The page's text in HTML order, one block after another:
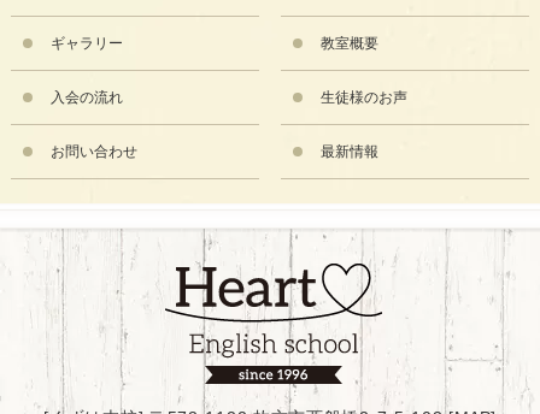
ギャラリー 教室概要
入会の流れ 生徒様のお声
お問い合わせ 最新情報